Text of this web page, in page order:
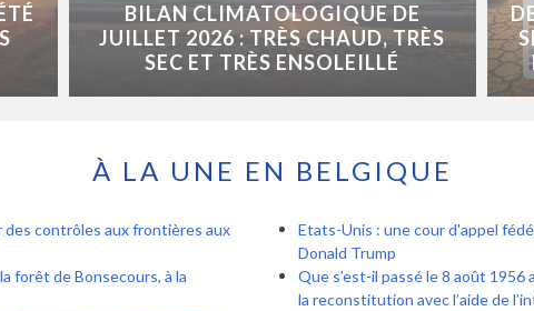
BILAN CLIMATOLOGIQUE DE
JUILLET 2026 : TRÈS CHAUD, TRÈS
SEC ET TRÈS ENSOLEILLÉ
À LA UNE EN BELGIQUE
des contrôles aux frontières aux
forêt de Bonsecours, à la
Etats-Unis : une cour d'appel
Donald Trump
Que s’est-il passé le 8 août 1956
la reconstitution avec l’aide de